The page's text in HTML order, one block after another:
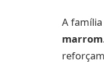
A família
marrom